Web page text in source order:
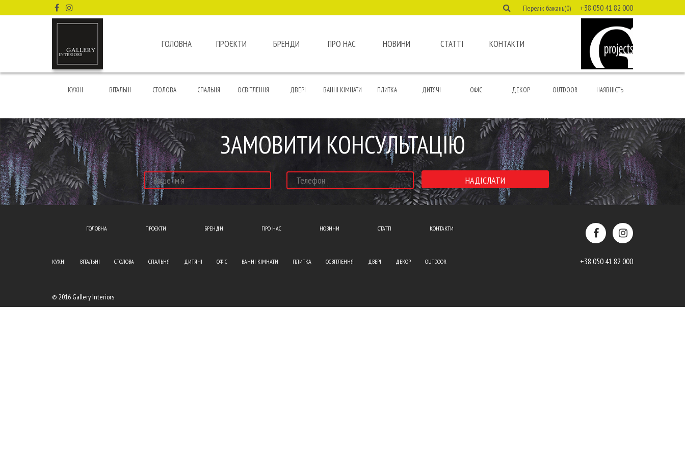
Перелік бажань(0) +38 050 41 82 000
ГОЛОВНА ПРОЄКТИ БРЕНДИ ПРО НАС НОВИНИ СТАТТІ КОНТАКТИ
КУХНІ ВІТАЛЬНІ СТОЛОВА СПАЛЬНЯ ОСВІТЛЕННЯ ДВЕРІ ВАННІ КІМНАТИ ПЛИТКА ДИТЯЧІ ОФІС ДЕКОР OUTDOOR НАЯВНІСТЬ
ЗАМОВИТИ КОНСУЛЬТАЦІЮ
ГОЛОВНА ПРОЄКТИ БРЕНДИ ПРО НАС НОВИНИ СТАТТІ КОНТАКТИ
КУХНІ ВІТАЛЬНІ СТОЛОВА СПАЛЬНЯ ДИТЯЧІ ОФІС ВАННІ КІМНАТИ ПЛИТКА ОСВІТЛЕННЯ ДВЕРІ ДЕКОР OUTDOOR +38 050 41 82 000
© 2016 Gallery Interiors